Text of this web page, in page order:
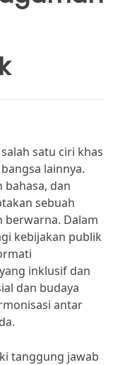
satu ciri khas
lainnya.
bahasa, dan
sebuah
berwarna. Dalam
kebijakan publik
yang inklusif dan
dan budaya
antar
tanggung jawab